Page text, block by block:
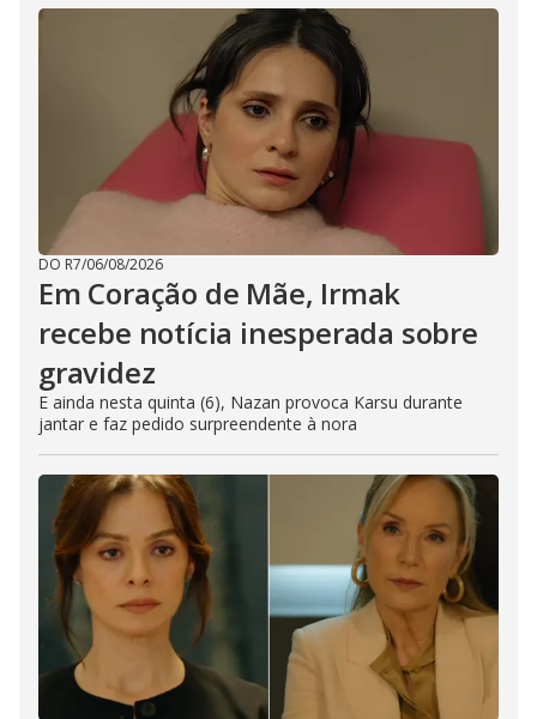
DO R7/06/08/2026
Em Coração de Mãe, Irmak
recebe notícia inesperada sobre
gravidez
E ainda nesta quinta (6), Nazan provoca Karsu durante
jantar e faz pedido surpreendente à nora